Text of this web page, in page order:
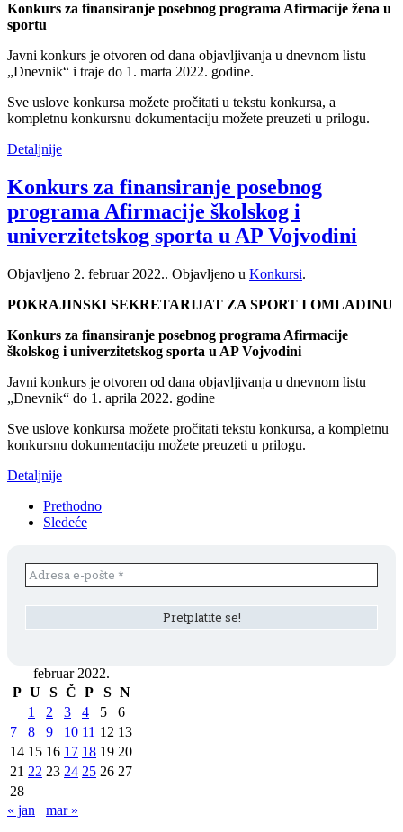
Konkurs za finansiranje posebnog programa Afirmacije žena u
sportu
Javni konkurs je otvoren od dana objavljivanja u dnevnom listu
„Dnevnik“ i traje do 1. marta 2022. godine.
Sve uslove konkursa možete pročitati u tekstu konkursa, a
kompletnu konkursnu dokumentaciju možete preuzeti u prilogu.
Detaljnije
Konkurs za finansiranje posebnog
programa Afirmacije školskog i
univerzitetskog sporta u AP Vojvodini
Objavljeno 2. februar 2022.. Objavljeno u Konkursi.
POKRAJINSKI SEKRETARIJAT ZA SPORT I OMLADINU
Konkurs za finansiranje posebnog programa Afirmacije
školskog i univerzitetskog sporta u AP Vojvodini
Javni konkurs je otvoren od dana objavljivanja u dnevnom listu
„Dnevnik“ do 1. aprila 2022. godine
Sve uslove konkursa možete pročitati tekstu konkursa, a kompletnu
konkursnu dokumentaciju možete preuzeti u prilogu.
Detaljnije
Prethodno
Sledeće
februar 2022.
P U S Č P S N
1
2 3 4 5
6
7
8 9 10 11 12 13
14 15 16 17 18 19 20
21 22 23 24 25 26 27
28
« jan
mar »